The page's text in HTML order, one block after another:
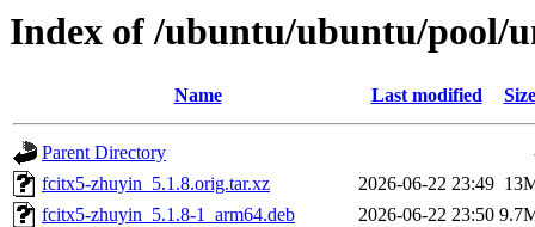
Index of /ubuntu/ubuntu/pool/
Name Last modified Size
Parent Directory
fcitx5-zhuyin_5.1.8.orig.tar.xz
2026-06-22 23:49
fcitx5-zhuyin_5.1.8-1_arm64.deb
2026-06-22 23:50